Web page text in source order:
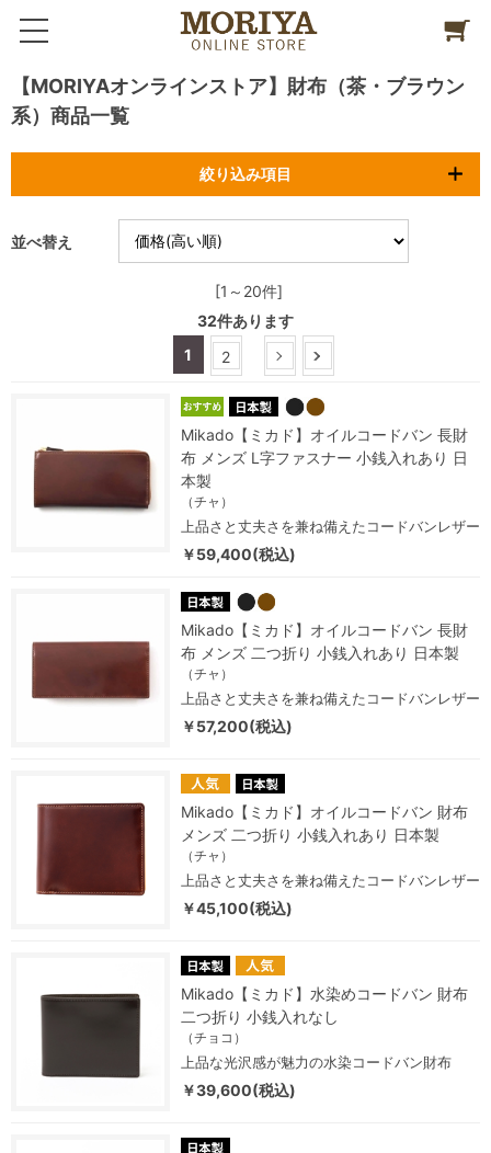
【MORIYAオンラインストア】財布（茶・ブラウン
系）商品一覧
絞り込み項目
並べ替え
[1～20件]
32件あります
1
2
Mikado【ミカド】オイルコードバン 長財
布 メンズ L字ファスナー 小銭入れあり 日
本製
（チャ）
上品さと丈夫さを兼ね備えたコードバンレザー
￥59,400(税込)
Mikado【ミカド】オイルコードバン 長財
布 メンズ 二つ折り 小銭入れあり 日本製
（チャ）
上品さと丈夫さを兼ね備えたコードバンレザー
￥57,200(税込)
Mikado【ミカド】オイルコードバン 財布
メンズ 二つ折り 小銭入れあり 日本製
（チャ）
上品さと丈夫さを兼ね備えたコードバンレザー
￥45,100(税込)
Mikado【ミカド】水染めコードバン 財布
二つ折り 小銭入れなし
（チョコ）
上品な光沢感が魅力の水染コードバン財布
￥39,600(税込)